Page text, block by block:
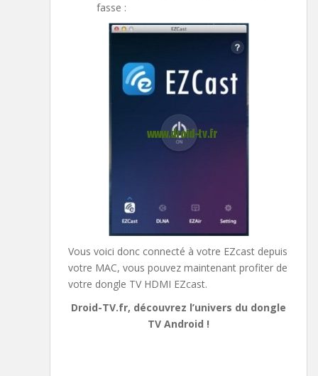
fasse :
Vous voici donc connecté à votre EZcast depuis
votre MAC, vous pouvez maintenant profiter de
votre dongle TV HDMI EZcast.
Droid-TV.fr, découvrez l’univers du dongle
TV Android !